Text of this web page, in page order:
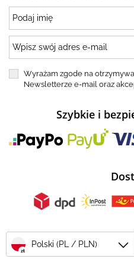
Wyrażam zgode na
Newsletterze e-mail oraz
Szybkie i
zł
Polski (PL / PLN)